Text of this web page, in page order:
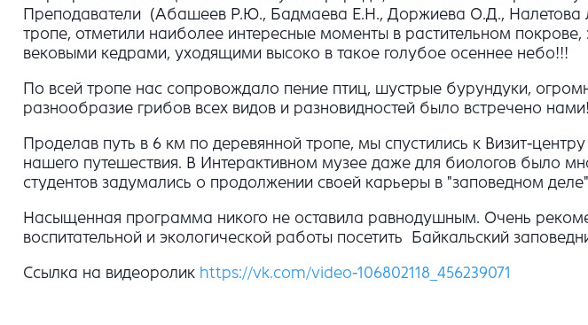
Преподаватели (Абашеев Р.Ю., Бадмаева Е.Н., Доржиева О.Д., Налетова
тропе, отметили наиболее интересные моменты в растительном
вековыми кедрами, уходящими высоко в такое голубое осеннее небо!!!
По всей тропе нас сопровождало пение птиц, шустрые бурундуки,
разнообразие грибов всех видов и разновидностей было встречено
Проделав путь в 6 км по деревянной тропе, мы спустились к Визит-
нашего путешествия. В Интерактивном музее даже для биологов было
студентов задумались о продолжении своей карьеры в "заповедном
Насыщенная программа никого не оставила равнодушным. Очень
воспитательной и экологической работы посетить Байкальский
Ссылка на видеоролик https://vk.com/video-106802118_456239071